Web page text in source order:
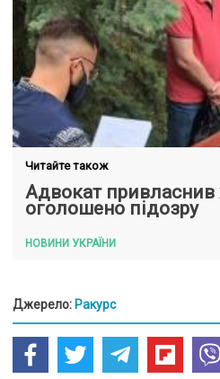
Читайте також
Адвокат привласнив
оголошено підозру
НОВИНИ УКРАЇНИ
Джерело: Ракурс